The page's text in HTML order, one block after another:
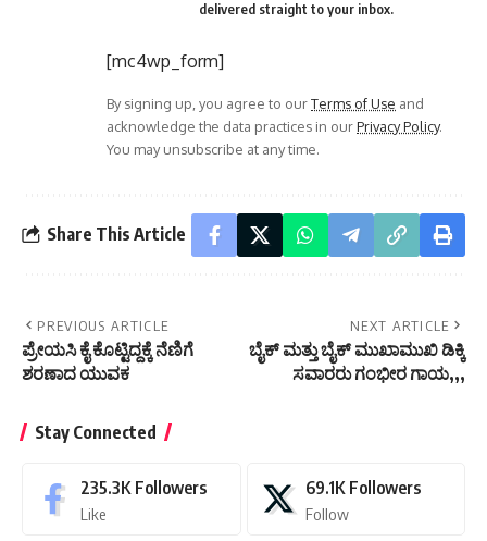
delivered straight to your inbox.
[mc4wp_form]
By signing up, you agree to ourTerms of Use and
acknowledge the data practices in ourPrivacy Policy.
You may unsubscribe at any time.
Share This Article
PREVIOUS ARTICLE
ಪ್ರೇಯಸಿ ಕೈ ಕೊಟ್ಟಿದ್ದಕ್ಕೆ ನೆಣಿಗೆ
ಶರಣಾದ ಯುವಕ
NEXT ARTICLE
ಬೈಕ್ ಮತ್ತು ಬೈಕ್ ಮುಖಾಮುಖಿ ಡಿಕ್ಕಿ
ಸವಾರರು ಗಂಭೀರ ಗಾಯ,,,
Stay Connected
235.3K Followers
Like
69.1K Followers
Follow